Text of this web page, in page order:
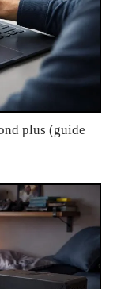
plus (guide